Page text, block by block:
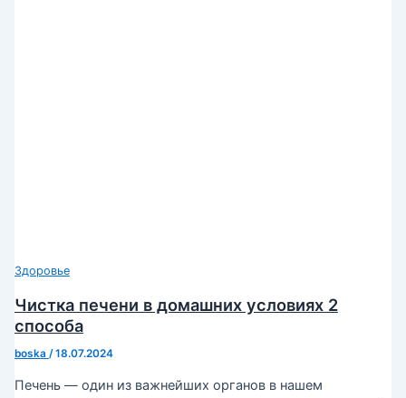
Здоровье
Чистка печени в домашних условиях 2
способа
boska /18.07.2024
Печень — один из важнейших органов в нашем